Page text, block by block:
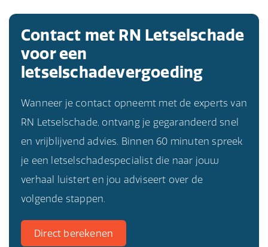
Contact met RN Letselschade
voor een
letselschadevergoeding
Wanneer je contact opneemt met de experts van
RN Letselschade, ontvang je gegarandeerd snel
en vrijblijvend advies. Binnen 60 minuten spreek
je een letselschadespecialist die naar jouw
verhaal luistert en jou adviseert over de
volgende stappen.
Direct berekenen